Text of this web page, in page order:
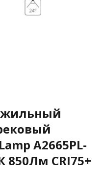
A2665PL-
850Лм CRI75+